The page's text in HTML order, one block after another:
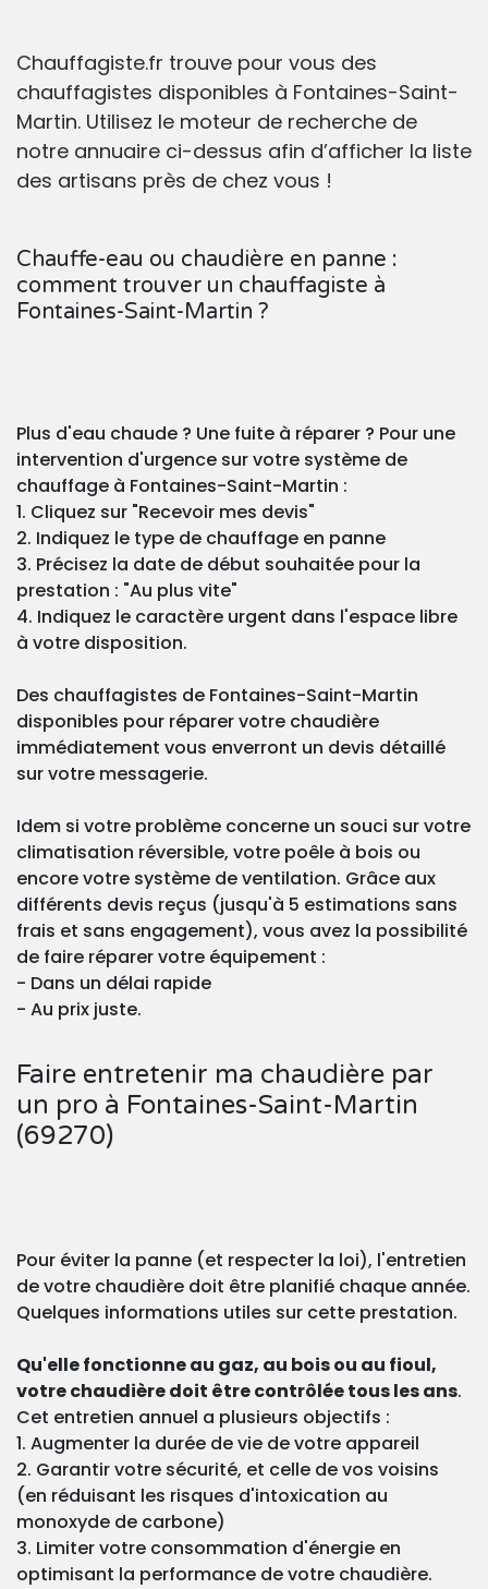
Chauffagiste.fr trouve pour vous des
chauffagistes disponibles à Fontaines-Saint-
Martin. Utilisez le moteur de recherche de
notre annuaire ci-dessus afin d’afficher la liste
des artisans près de chez vous !
Chauffe-eau ou chaudière en panne :
comment trouver un chauffagiste à
Fontaines-Saint-Martin ?
Plus d'eau chaude ? Une fuite à réparer ? Pour une
intervention d'urgence sur votre système de
chauffage à Fontaines-Saint-Martin :
1. Cliquez sur "Recevoir mes devis"
2. Indiquez le type de chauffage en panne
3. Précisez la date de début souhaitée pour la
prestation : "Au plus vite"
4. Indiquez le caractère urgent dans l'espace libre
à votre disposition.
Des chauffagistes de Fontaines-Saint-Martin
disponibles pour réparer votre chaudière
immédiatement vous enverront un devis détaillé
sur votre messagerie.
Idem si votre problème concerne un souci sur votre
climatisation réversible, votre poêle à bois ou
encore votre système de ventilation. Grâce aux
différents devis reçus (jusqu'à 5 estimations sans
frais et sans engagement), vous avez la possibilité
de faire réparer votre équipement :
- Dans un délai rapide
- Au prix juste.
Faire entretenir ma chaudière par
un pro à Fontaines-Saint-Martin
(69270)
Pour éviter la panne (et respecter la loi), l'entretien
de votre chaudière doit être planifié chaque année.
Quelques informations utiles sur cette prestation.
Qu'elle fonctionne au gaz, au bois ou au fioul,
votre chaudière doit être contrôlée tous les ans.
Cet entretien annuel a plusieurs objectifs :
1. Augmenter la durée de vie de votre appareil
2. Garantir votre sécurité, et celle de vos voisins
(en réduisant les risques d'intoxication au
monoxyde de carbone)
3. Limiter votre consommation d'énergie en
optimisant la performance de votre chaudière.